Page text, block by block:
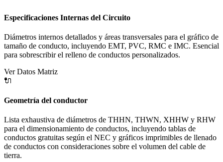
Especificaciones Internas del Circuito
Diámetros internos detallados y áreas transversales para el gráfico de
tamaño de conducto, incluyendo EMT, PVC, RMC e IMC. Esencial
para sobrescribir el relleno de conductos personalizados.
Ver Datos Matriz
🔌
Geometría del conductor
Lista exhaustiva de diámetros de THHN, THWN, XHHW y RHW
para el dimensionamiento de conductos, incluyendo tablas de
conductos gratuitas según el NEC y gráficos imprimibles de llenado
de conductos con consideraciones sobre el volumen del cable de
tierra.